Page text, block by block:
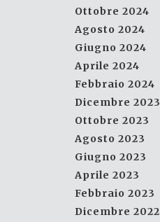
Ottobre 2024
Agosto 2024
Giugno 2024
Aprile 2024
Febbraio 2024
Dicembre 2023
Ottobre 2023
Agosto 2023
Giugno 2023
Aprile 2023
Febbraio 2023
Dicembre 2022